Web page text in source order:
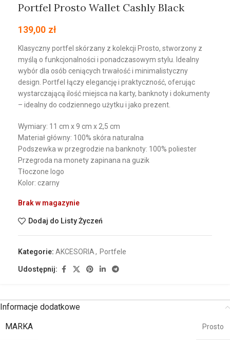
Portfel Prosto Wallet Cashly Black
139,00 zł
Klasyczny portfel skórzany z kolekcji Prosto, stworzony z
myślą o funkcjonalności i ponadczasowym stylu. Idealny
wybór dla osób ceniących trwałość i minimalistyczny
design. Portfel łączy elegancję i praktyczność, oferując
wystarczającą ilość miejsca na karty, banknoty i dokumenty
– idealny do codziennego użytku i jako prezent.
Wymiary: 11 cm x 9 cm x 2,5 cm
Materiał główny: 100% skóra naturalna
Podszewka w przegrodzie na banknoty: 100% poliester
Przegroda na monety zapinana na guzik
Tłoczone logo
Kolor: czarny
Brak w magazynie
Dodaj do Listy Życzeń
Kategorie: AKCESORIA, Portfele
Udostępnij:
Informacje dodatkowe
MARKA
Prosto